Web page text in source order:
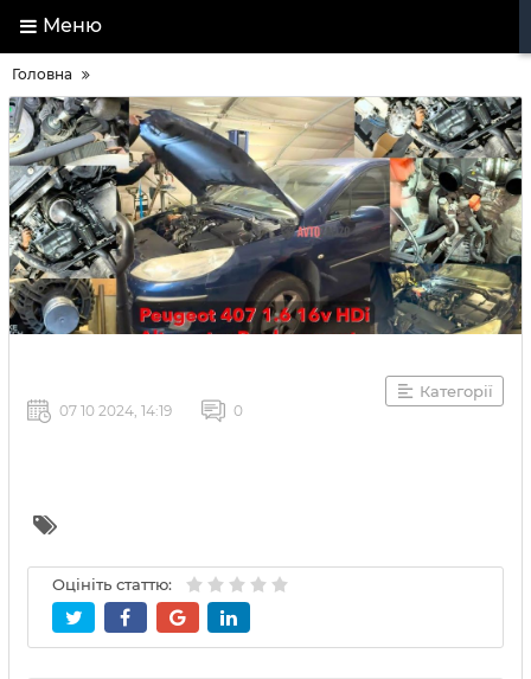
Меню
Головна
Категорії
07 10 2024, 14:19 0
Оцініть статтю: